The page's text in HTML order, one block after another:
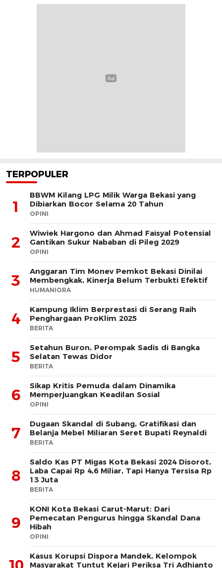
TERPOPULER
1
BBWM Kilang LPG Milik Warga Bekasi yang
Dibiarkan Bocor Selama 20 Tahun
OPINI
2
Wiwiek Hargono dan Ahmad Faisyal Potensial
Gantikan Sukur Nababan di Pileg 2029
OPINI
3
Anggaran Tim Monev Pemkot Bekasi Dinilai
Membengkak, Kinerja Belum Terbukti Efektif
HUMANIORA
4
Kampung Iklim Berprestasi di Serang Raih
Penghargaan ProKlim 2025
BERITA
5
Setahun Buron, Perompak Sadis di Bangka
Selatan Tewas Didor
BERITA
6
Sikap Kritis Pemuda dalam Dinamika
Memperjuangkan Keadilan Sosial
OPINI
7
Dugaan Skandal di Subang, Gratifikasi dan
Belanja Mebel Miliaran Seret Bupati Reynaldi
BERITA
8
Saldo Kas PT Migas Kota Bekasi 2024 Disorot,
Laba Capai Rp 4,6 Miliar, Tapi Hanya Tersisa Rp
13 Juta
BERITA
9
KONI Kota Bekasi Carut-Marut: Dari
Pemecatan Pengurus hingga Skandal Dana
Hibah
OPINI
Kasus Korupsi Dispora Mandek, Kelompok
Masyarakat Tuntut Kejari Periksa Tri Adhianto